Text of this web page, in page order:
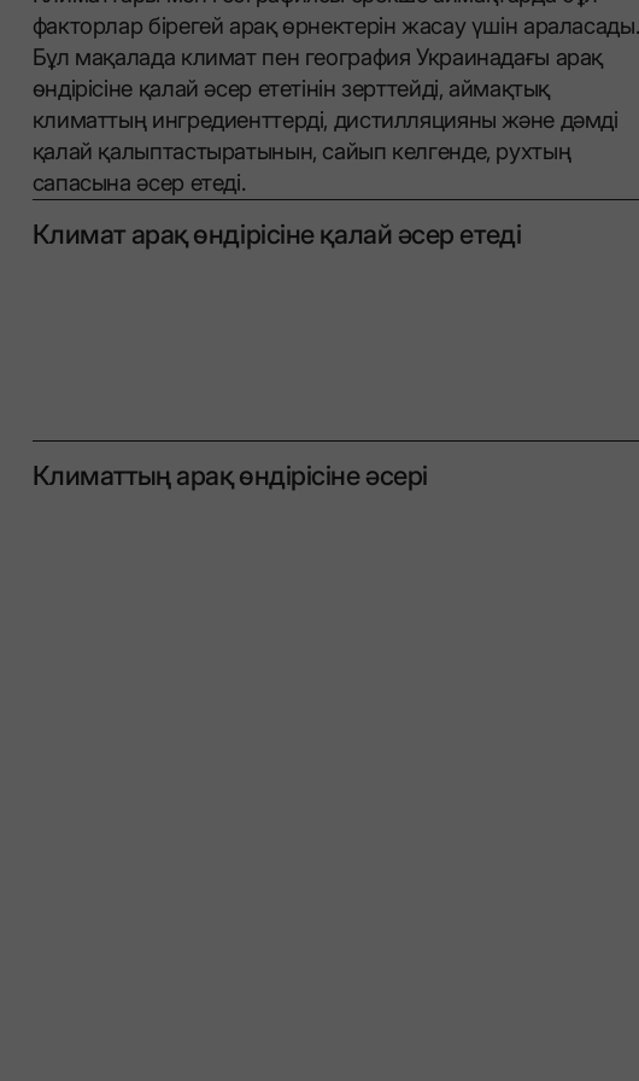
факторлар бірегей арақ өрнектерін жасау үшін араласады.
Бұл мақалада климат пен география Украинадағы арақ
өндірісіне қалай әсер ететінін зерттейді, аймақтық
климаттың ингредиенттерді, дистилляцияны және дәмді
қалай қалыптастыратынын, сайып келгенде, рухтың
сапасына әсер етеді.
Климат арақ өндірісіне қалай әсер етеді
Климаттың арақ өндірісіне әсері